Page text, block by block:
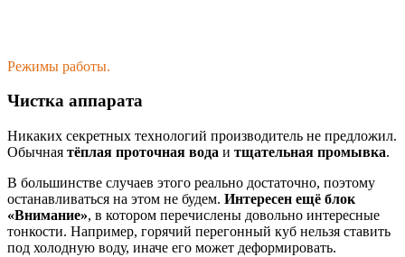
Режимы работы.
Чистка аппарата
Никаких секретных технологий производитель не предложил.
Обычная тёплая проточная вода и тщательная промывка.
В большинстве случаев этого реально достаточно, поэтому
останавливаться на этом не будем. Интересен ещё блок
«Внимание», в котором перечислены довольно интересные
тонкости. Например, горячий перегонный куб нельзя ставить
под холодную воду, иначе его может деформировать.